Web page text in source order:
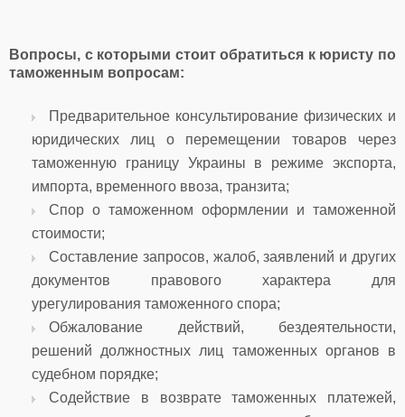
Вопросы, с которыми стоит обратиться к юристу по
таможенным вопросам:
Предварительное консультирование физических и
юридических лиц о перемещении товаров через
таможенную границу Украины в режиме экспорта,
импорта, временного ввоза, транзита;
Спор о таможенном оформлении и таможенной
стоимости;
Составление запросов, жалоб, заявлений и других
документов правового характера для
урегулирования таможенного спора;
Обжалование действий, бездеятельности,
решений должностных лиц таможенных органов в
судебном порядке;
Содействие в возврате таможенных платежей,